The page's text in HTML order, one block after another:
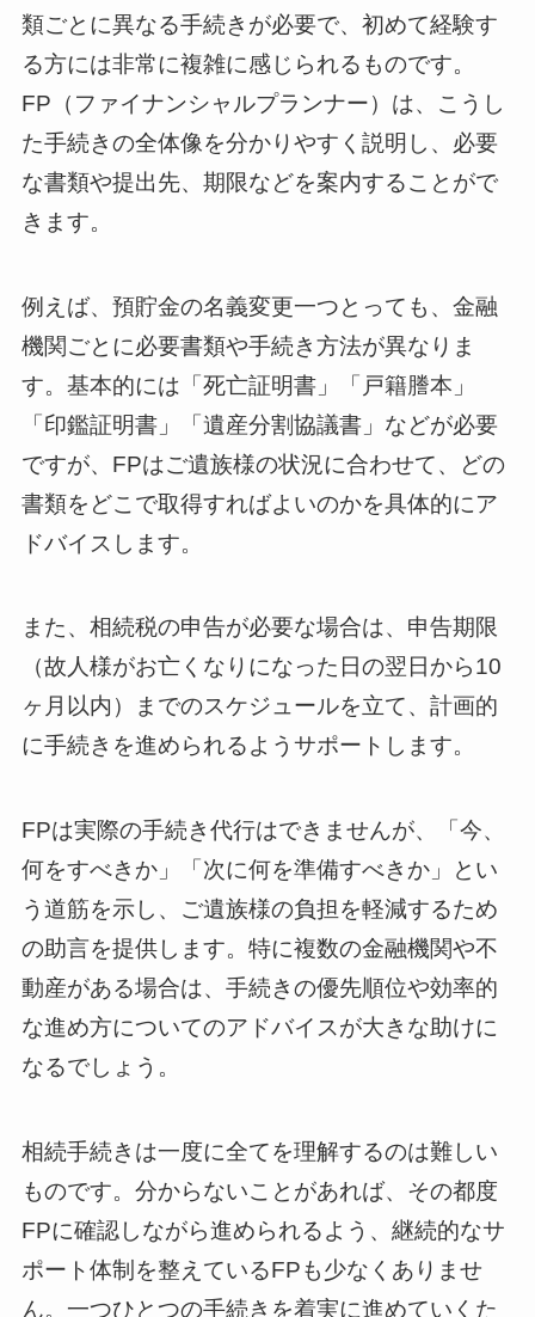
類ごとに異なる手続きが必要で、初めて経験す
る方には非常に複雑に感じられるものです。
FP（ファイナンシャルプランナー）は、こうし
た手続きの全体像を分かりやすく説明し、必要
な書類や提出先、期限などを案内することがで
きます。
例えば、預貯金の名義変更一つとっても、金融
機関ごとに必要書類や手続き方法が異なりま
す。基本的には「死亡証明書」「戸籍謄本」
「印鑑証明書」「遺産分割協議書」などが必要
ですが、FPはご遺族様の状況に合わせて、どの
書類をどこで取得すればよいのかを具体的にア
ドバイスします。
また、相続税の申告が必要な場合は、申告期限
（故人様がお亡くなりになった日の翌日から10
ヶ月以内）までのスケジュールを立て、計画的
に手続きを進められるようサポートします。
FPは実際の手続き代行はできませんが、「今、
何をすべきか」「次に何を準備すべきか」とい
う道筋を示し、ご遺族様の負担を軽減するため
の助言を提供します。特に複数の金融機関や不
動産がある場合は、手続きの優先順位や効率的
な進め方についてのアドバイスが大きな助けに
なるでしょう。
相続手続きは一度に全てを理解するのは難しい
ものです。分からないことがあれば、その都度
FPに確認しながら進められるよう、継続的なサ
ポート体制を整えているFPも少なくありませ
ん。一つひとつの手続きを着実に進めていくた